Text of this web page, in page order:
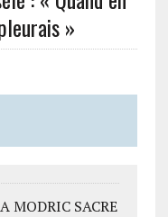
»
MODRIC SACRE